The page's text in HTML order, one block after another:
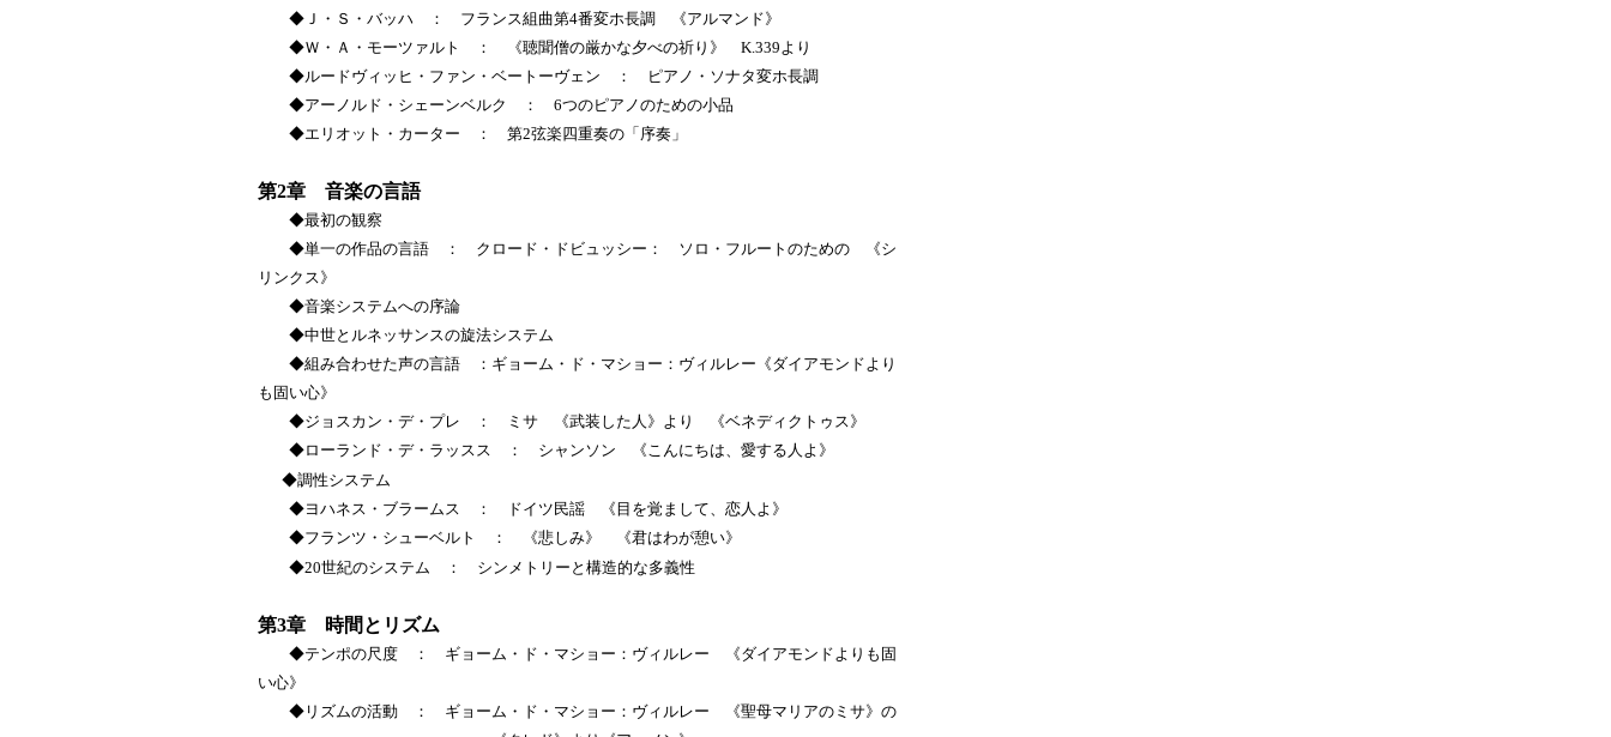
◆Ｊ・Ｓ・バッハ ： フランス組曲第4番変ホ長調 《アルマンド》
◆Ｗ・Ａ・モーツァルト ： 《聴聞僧の厳かな夕べの祈り》 K.339より
◆ルードヴィッヒ・ファン・ベートーヴェン ： ピアノ・ソナタ変ホ長調
◆アーノルド・シェーンベルク ： 6つのピアノのための小品
◆エリオット・カーター ： 第2弦楽四重奏の「序奏」
第2章 音楽の言語
◆最初の観察
◆単一の作品の言語 ： クロード・ドビュッシー： ソロ・フルートのための 《シ
リンクス》
◆音楽システムへの序論
◆中世とルネッサンスの旋法システム
◆組み合わせた声の言語 ：ギョーム・ド・マショー：ヴィルレー《ダイアモンドより
も固い心》
◆ジョスカン・デ・プレ ： ミサ 《武装した人》より 《ベネディクトゥス》
◆ローランド・デ・ラッスス ： シャンソン 《こんにちは、愛する人よ》
◆調性システム
◆ヨハネス・ブラームス ： ドイツ民謡 《目を覚まして、恋人よ》
◆フランツ・シューベルト ： 《悲しみ》 《君はわが憩い》
◆20世紀のシステム ： シンメトリーと構造的な多義性
第3章 時間とリズム
◆テンポの尺度 ： ギョーム・ド・マショー：ヴィルレー 《ダイアモンドよりも固
い心》
◆リズムの活動 ： ギョーム・ド・マショー：ヴィルレー 《聖母マリアのミサ》の